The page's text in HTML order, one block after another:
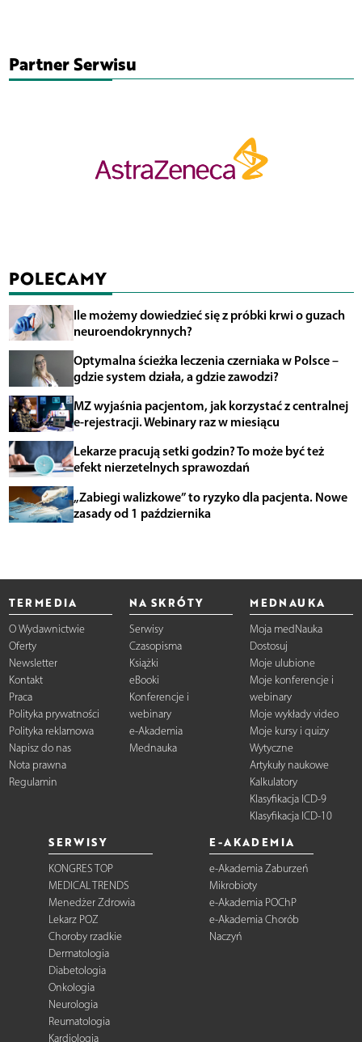
Partner Serwisu
POLECAMY
Ile możemy dowiedzieć się z próbki krwi o guzach
neuroendokrynnych?
Optymalna ścieżka leczenia czerniaka w Polsce –
gdzie system działa, a gdzie zawodzi?
MZ wyjaśnia pacjentom, jak korzystać z centralnej
e-rejestracji. Webinary raz w miesiącu
Lekarze pracują setki godzin? To może być też
efekt nierzetelnych sprawozdań
„Zabiegi walizkowe” to ryzyko dla pacjenta. Nowe
zasady od 1 października
TERMEDIA
O Wydawnictwie
Oferty
Newsletter
Kontakt
Praca
Polityka prywatności
Polityka reklamowa
Napisz do nas
Nota prawna
Regulamin
NA SKRÓTY
Serwisy
Czasopisma
Książki
eBooki
Konferencje i
webinary
e-Akademia
Mednauka
MEDNAUKA
Moja medNauka
Dostosuj
Moje ulubione
Moje konferencje i
webinary
Moje wykłady video
Moje kursy i quizy
Wytyczne
Artykuły naukowe
Kalkulatory
Klasyfikacja ICD-9
Klasyfikacja ICD-10
SERWISY
KONGRES TOP
MEDICAL TRENDS
Menedżer Zdrowia
Lekarz POZ
Choroby rzadkie
Dermatologia
Diabetologia
Onkologia
Neurologia
Reumatologia
Kardiologia
E-AKADEMIA
e-Akademia Zaburzeń
Mikrobioty
e-Akademia POChP
e-Akademia Chorób
Naczyń